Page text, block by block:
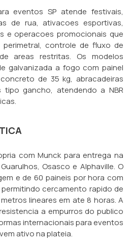
eventos SP atende festivais,
de rua, ativacoes esportivas,
e operacoes promocionais que
perimetral, controle de fluxo de
areas restritas. Os modelos
galvanizada a fogo com painel
de 35 kg, abracadeiras
gancho, atendendo a NBR
com Munck para entrega na
Osasco e Alphaville. O
e de 60 paineis por hora com
cercamento rapido de
lineares em ate 8 horas. A
a empurros do publico
internacionais para eventos
ativo na plateia.